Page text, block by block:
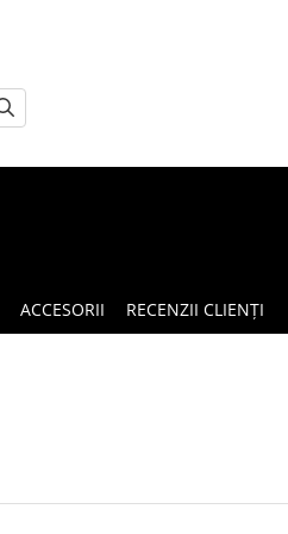
ACCESORII RECENZII CLIENȚI